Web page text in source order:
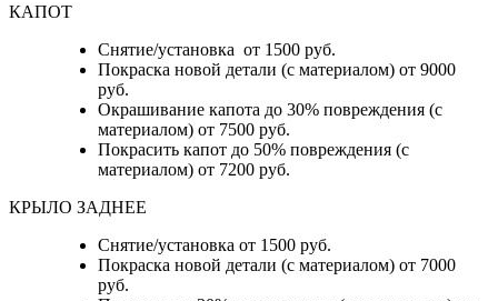
КАПОТ
Снятие/установка от 1500 руб.
Покраска новой детали (с материалом) от 9000
руб.
Окрашивание капота до 30% повреждения (с
материалом) от 7500 руб.
Покрасить капот до 50% повреждения (с
материалом) от 7200 руб.
КРЫЛО ЗАДНЕЕ
Снятие/установка от 1500 руб.
Покраска новой детали (с материалом) от 7000
руб.